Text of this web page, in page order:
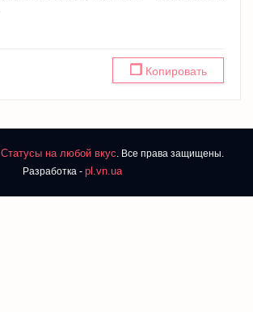
❐ Копировать
Статусы на любой вкус. Все права защищены.
Разработка - pl.vn.ua